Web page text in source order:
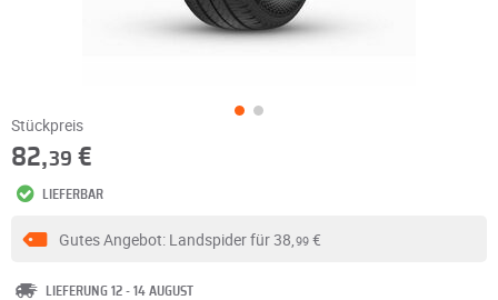
Stückpreis
82,39 €
LIEFERBAR
Gutes Angebot: Landspider für38,99€
LIEFERUNG 12 - 14 AUGUST